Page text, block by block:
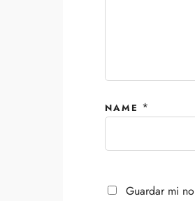
NAME *
Guardar mi